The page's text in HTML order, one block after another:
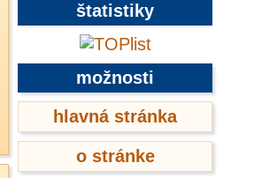
štatistiky
možnosti
hlavná stránka
o stránke